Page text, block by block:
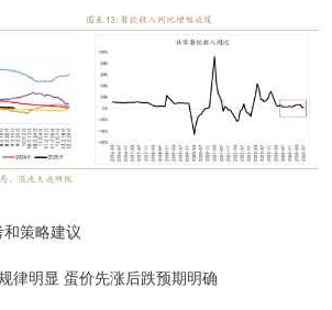
策略建议
明显 蛋价先涨后跌预期明确